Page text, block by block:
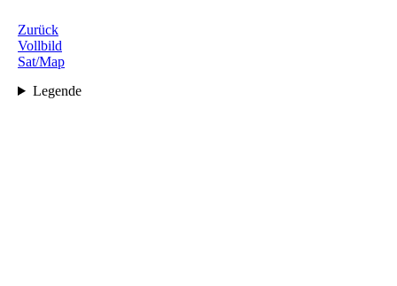
Zurück
Vollbild
Sat/Map
Legende